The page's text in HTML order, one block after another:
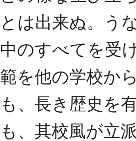
とは出来ぬ。う
中のすべてを受
範を他の学校か
も、長き歴史を
も、其校風が立